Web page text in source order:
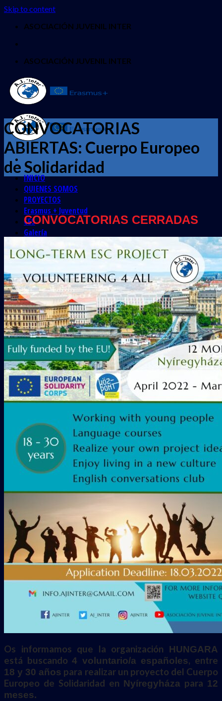
Skip to content
ASOCIACIÓN JUVENIL INTER
ASOCIACIÓN JUVENIL INTER
INICIO
QUIENES SOMOS
PROYECTOS
Erasmus + Juventud
CES
Galería
CONTACTO
CONVOCATORIAS
ABIERTAS: Cuerpo Europeo
de Solidaridad
CONVOCATORIAS CERRADAS
Os informamos que la organización HUNGARA
está buscando4 voluntario/a españoles, entre
18 y 30 años para realizar un proyecto del Cuerpo
Europeo de Solidaridad en Nyíregyháza para 12
meses.